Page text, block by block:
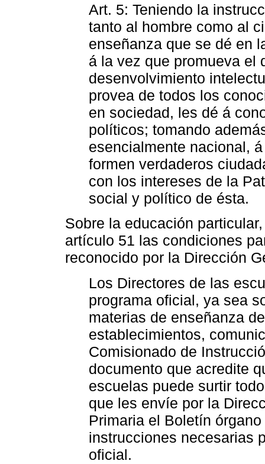
Art. 5: Teniendo la
tanto al hombre como al
enseñanza que se dé en
á la vez que promueva el
desenvolvimiento
provea de todos los
en sociedad, les dé á
políticos; tomando
esencialmente nacional,
formen verdaderos
con los intereses de la
social y político de ésta.
Sobre la educación
artículo 51 las condiciones
reconocido por la Dirección
Los Directores de las
programa oficial, ya sea
materias de enseñanza
establecimientos,
Comisionado de
documento que acredite
escuelas puede surtir
que les envíe por la
Primaria el Boletín
instrucciones necesarias
oficial.